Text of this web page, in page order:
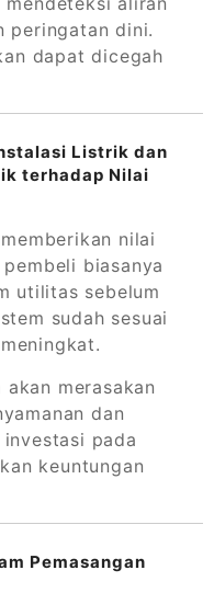
peringatan dini.
dapat dicegah
Listrik dan
terhadap Nilai
nilai
biasanya
utilitas sebelum
sudah sesuai
merasakan
dan
investasi pada
keuntungan
Pemasangan